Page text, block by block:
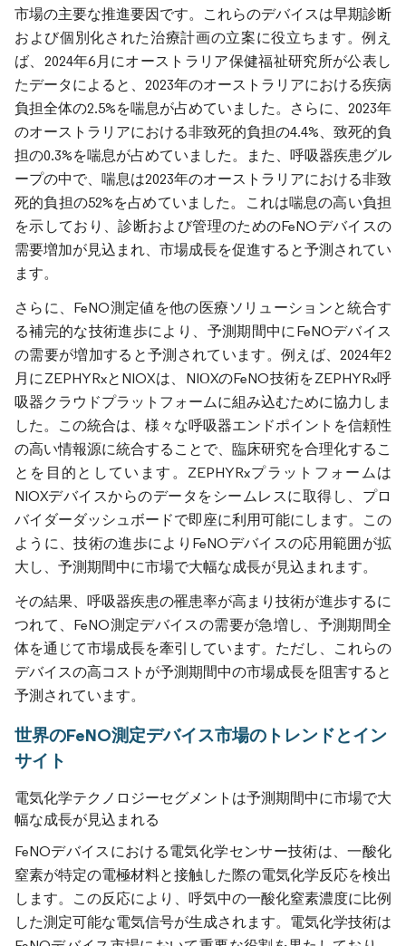
市場の主要な推進要因です。これらのデバイスは早期診断
および個別化された治療計画の立案に役立ちます。例え
ば、2024年6月にオーストラリア保健福祉研究所が公表し
たデータによると、2023年のオーストラリアにおける疾病
負担全体の2.5%を喘息が占めていました。さらに、2023年
のオーストラリアにおける非致死的負担の4.4%、致死的負
担の0.3%を喘息が占めていました。また、呼吸器疾患グル
ープの中で、喘息は2023年のオーストラリアにおける非致
死的負担の52%を占めていました。これは喘息の高い負担
を示しており、診断および管理のためのFeNOデバイスの
需要増加が見込まれ、市場成長を促進すると予測されてい
ます。
さらに、FeNO測定値を他の医療ソリューションと統合す
る補完的な技術進歩により、予測期間中にFeNOデバイス
の需要が増加すると予測されています。例えば、2024年2
月にZEPHYRxとNIOXは、NIОXのFeNO技術をZEPHYRx呼
吸器クラウドプラットフォームに組み込むために協力しま
した。この統合は、様々な呼吸器エンドポイントを信頼性
の高い情報源に統合することで、臨床研究を合理化するこ
とを目的としています。ZEPHYRxプラットフォームは
NIOXデバイスからのデータをシームレスに取得し、プロ
バイダーダッシュボードで即座に利用可能にします。この
ように、技術の進歩によりFeNOデバイスの応用範囲が拡
大し、予測期間中に市場で大幅な成長が見込まれます。
その結果、呼吸器疾患の罹患率が高まり技術が進歩するに
つれて、FeNO測定デバイスの需要が急増し、予測期間全
体を通じて市場成長を牽引しています。ただし、これらの
デバイスの高コストが予測期間中の市場成長を阻害すると
予測されています。
世界のFeNO測定デバイス市場のトレンドとイン
サイト
電気化学テクノロジーセグメントは予測期間中に市場で大
幅な成長が見込まれる
FeNOデバイスにおける電気化学センサー技術は、一酸化
窒素が特定の電極材料と接触した際の電気化学反応を検出
します。この反応により、呼気中の一酸化窒素濃度に比例
した測定可能な電気信号が生成されます。電気化学技術は